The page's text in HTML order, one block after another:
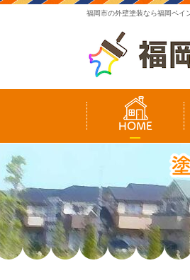
福岡市の外壁塗装なら福岡ペイ
HOME